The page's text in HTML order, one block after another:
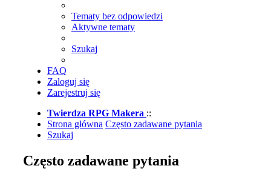
Tematy bez odpowiedzi
Aktywne tematy
Szukaj
FAQ
Zaloguj się
Zarejestruj się
Twierdza RPG Makera ::
Strona główna Często zadawane pytania
Szukaj
Często zadawane pytania